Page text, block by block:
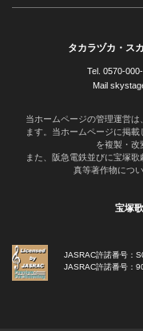
タカラヅカ・ス
Tel. 0570-
Mail
当ホームページの管理運営
ます。当ホームページに掲
を複製・改
また、阪急電鉄並びに宝塚
真等著作物につ
宝塚
JASRAC許諾番号：
JASRAC許諾番号：